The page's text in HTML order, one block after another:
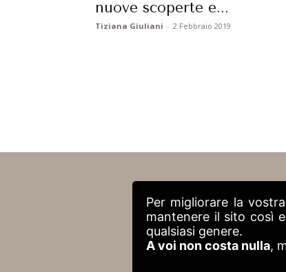
nuove scoperte e...
Tiziana Giuliani - 2 Febbraio 2019
Per migliorare la
mantenere il sito così
qualsiasi genere.
A voi non costa nulla,